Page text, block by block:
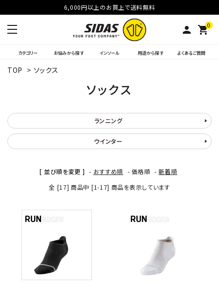
6,000円以上のお買上で送料無料
person 0
shopping_cart
カテゴリー お悩みから探す インソール 用途から探す よくあるご質問
TOP > ソックス
ソックス
ランニング
ウインター
[ 並び順を変更 ] - おすすめ順 -価格順 -新着順
全 [17] 商品中 [1-17] 商品を表示しています